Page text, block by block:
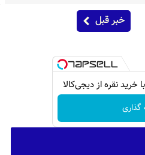
خبر قبل
خرید نقره از دیجی‌کالا
گذاری